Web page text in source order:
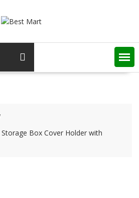
Box Cover Holder with